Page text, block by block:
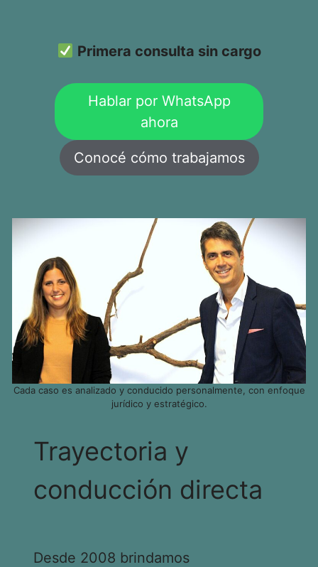
Primera consulta sin cargo
Hablar por WhatsApp
ahora
Conocé cómo trabajamos
Cada caso es analizado y conducido personalmente, con enfoque
jurídico y estratégico.
Trayectoria y
conducción directa
Desde 2008 brindamos